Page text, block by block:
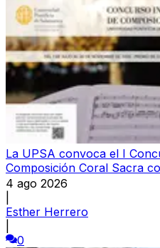
La UPSA convoca el I
Composición Coral Sacra
4 ago 2026
Esther Herrero
0